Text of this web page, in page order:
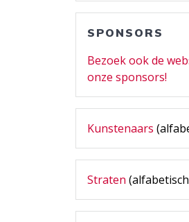
SPONSORS
Bezoek ook de
onze sponsors!
Kunstenaars
Straten